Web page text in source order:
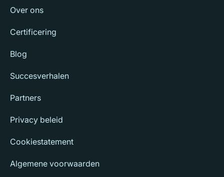
Over ons
Certificering
Blog
Succesverhalen
Partners
Privacy beleid
Cookiestatement
Algemene voorwaarden